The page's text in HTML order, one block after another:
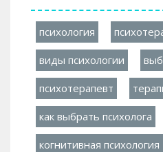
психология
виды психологии
психотерапевт
как выбрать психолога
когнитивная психология